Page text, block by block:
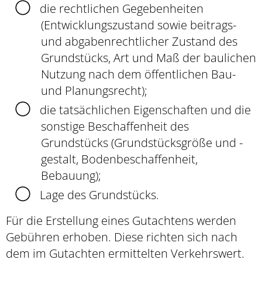
die rechtlichen Gegebenheiten
(Entwicklungszustand sowie beitrags-
und abgabenrechtlicher Zustand des
Grundstücks, Art und Maß der baulichen
Nutzung nach dem öffentlichen Bau-
und Planungsrecht);
die tatsächlichen Eigenschaften und die
sonstige Beschaffenheit des
Grundstücks (Grundstücksgröße und -
gestalt, Bodenbeschaffenheit,
Bebauung);
Lage des Grundstücks.
Für die Erstellung eines Gutachtens werden
Gebühren erhoben. Diese richten sich nach
dem im Gutachten ermittelten Verkehrswert.